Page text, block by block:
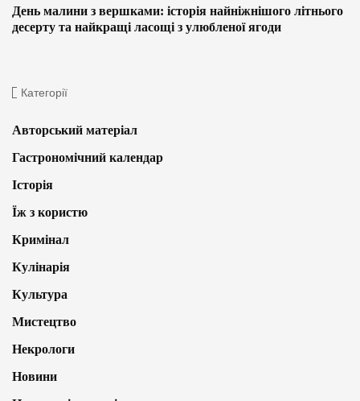
День малини з вершками: історія найніжнішого літнього
десерту та найкращі ласощі з улюбленої ягоди
Категорії
Авторський матеріал
Гастрономічний календар
Історія
Їж з користю
Кримінал
Кулінарія
Культура
Мистецтво
Некрологи
Новини